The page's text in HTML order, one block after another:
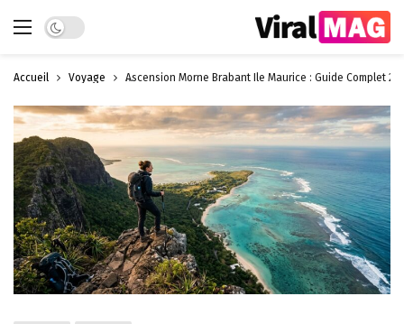
Dark mode
Accueil Voyage Ascension Morne Brabant Île Maurice : Guide Complet